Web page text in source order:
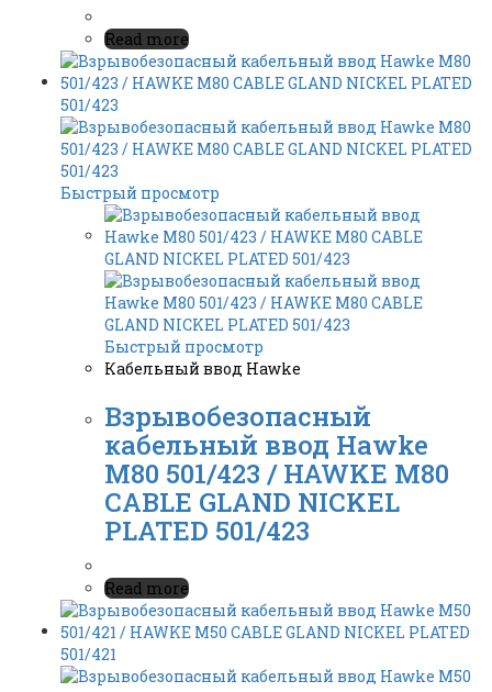
Read more
Быстрый просмотр
Быстрый просмотр
Кабельный ввод Hawke
Взрывобезопасный
кабельный ввод Hawke
M80 501/423 / HAWKE M80
CABLE GLAND NICKEL
PLATED 501/423
Read more